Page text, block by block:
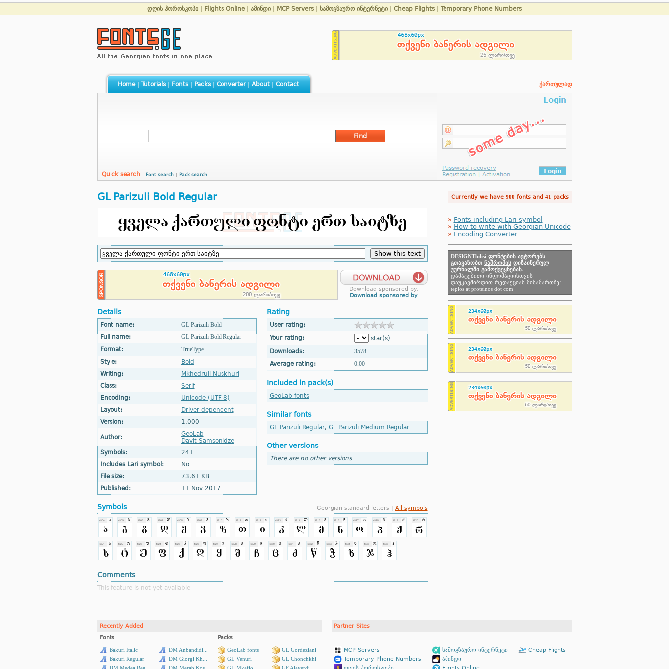
დღის ჰოროსკოპი Flights Online| ამინდი MCP Servers სამოგზაურო ინტერნეტი Cheap Flights Temporary Phone Numbers
Home| Tutorials| Fonts| Packs| Converter| About| Contact ქართულად
Quick search Font search Pack search
GL Parizuli Bold Regular
Download sponsored by:
Download sponsored by
Details
Font name:
GL Parizuli Bold
Full name:
GL Parizuli Bold Regular
Format:
TrueType
Style:
Bold
Writing:
Mkhedruli Nuskhuri
Class:
Serif
Encoding:
Unicode (UTF-8)
Layout:
Driver dependent
Version:
1.000
Author:
GeoLab
Davit Samsonidze
Symbols:
241
Includes Lari symbol:
No
File size:
73.61 KB
Published:
11 Nov 2017
Rating
User rating:
Your rating:
star(s)
Downloads:
3578
Average rating:
0.00
Included in pack(s)
GeoLab fonts
Similar fonts
GL Parizuli Regular, GL Parizuli Medium Regular
Other versions
There are no other versions
Symbols Georgian standard letters | All symbols
Comments
This feature is not yet available
Currently we have 900 fonts and 41 packs
» Fonts including Lari symbol
» How to write with Georgian Unicode
» Encoding Converter
DESIGNTbilisiფონტების ავტორებს
გთავაზობთ ნაშრომისდიზაინერულ
ჟურნალში გამოქვეყნებას.
დამატებითი ინფომაციისთვის
დაუკავშირდით რედაქციას მისამართზე:
teplos at proteinos dot com
Recently Added
Partner Sites
Fonts
Packs
Bakuri Italic
Bakuri Regular
DM Medea Reg...
DM Anbandidi...
DM Giorgi Kh...
DM Merab Kos...
GeoLab fonts
GL Venuri
GL Mkafio
GL Gordeziani
GL Chonchkhi
GF Alaverdi
MCP Servers
Temporary Phone Numbers
სამოგზაურო ინტერნეტი
ამინდი
Cheap Flights